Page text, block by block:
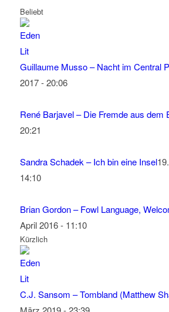
Beliebt
Guillaume Musso – Nacht im Central
2017 - 20:06
René Barjavel – Die Fremde aus dem
20:21
Sandra Schadek – Ich bin eine Insel
14:10
Brian Gordon – Fowl Language,
April 2016 - 11:10
Kürzlich
C.J. Sansom – Tombland (Matthew